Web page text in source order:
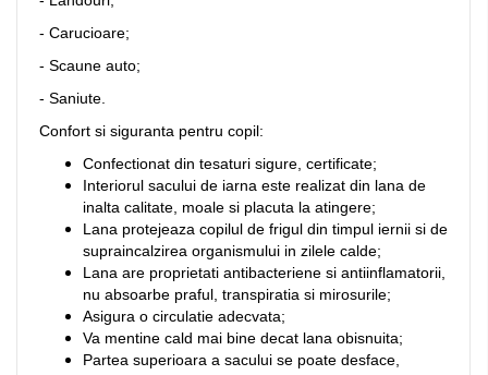
- Carucioare;
- Scaune auto;
- Saniute.
Confort si siguranta pentru copil:
Confectionat din tesaturi sigure, certificate;
Interiorul sacului de iarna este realizat din lana de
inalta calitate, moale si placuta la atingere;
Lana protejeaza copilul de frigul din timpul iernii si de
supraincalzirea organismului in zilele calde;
Lana are proprietati antibacteriene si antiinflamatorii,
nu absoarbe praful, transpiratia si mirosurile;
Asigura o circulatie adecvata;
Va mentine cald mai bine decat lana obisnuita;
Partea superioara a sacului se poate desface,